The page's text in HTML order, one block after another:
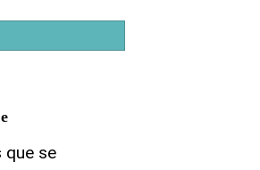
que se